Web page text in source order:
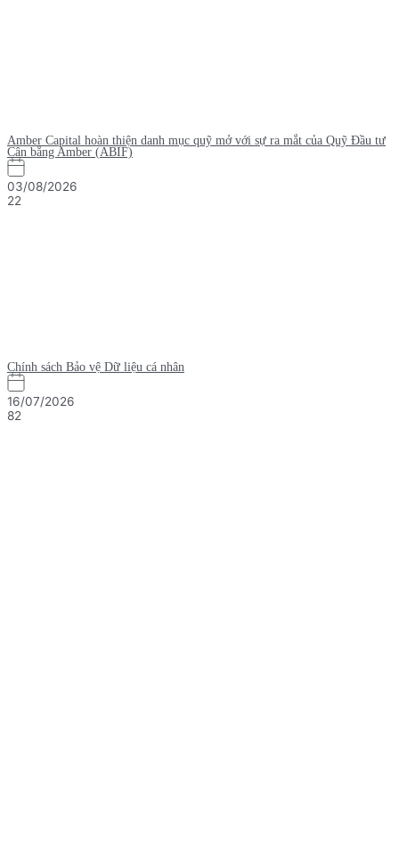
Amber Capital hoàn thiện danh mục quỹ mở với sự ra mắt của Quỹ Đầu tư
Cân bằng Amber (ABIF)
03/08/2026
22
Chính sách Bảo vệ Dữ liệu cá nhân
16/07/2026
82